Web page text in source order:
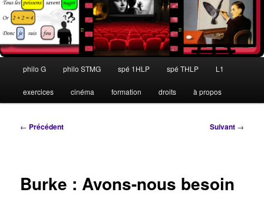
principal
philo G philo STMG spé 1HLP spé THLP L1
exercices cinéma formation droits à propos
Navigation
← Précédent Suivant →
Burke : Avons-nous besoin